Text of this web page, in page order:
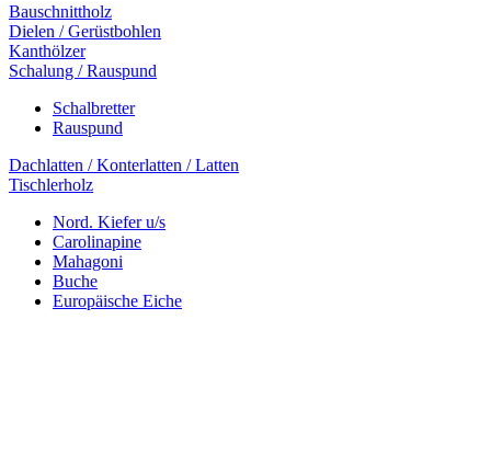
Bauschnittholz
Dielen / Gerüstbohlen
Kanthölzer
Schalung / Rauspund
Schalbretter
Rauspund
Dachlatten / Konterlatten / Latten
Tischlerholz
Nord. Kiefer u/s
Carolinapine
Mahagoni
Buche
Europäische Eiche